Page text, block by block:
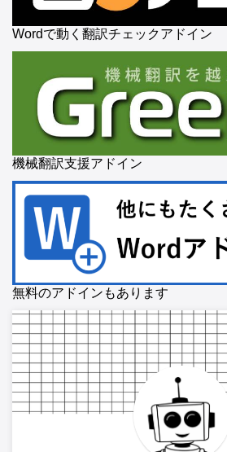
Wordで動く翻訳チェックアドイン
機械翻訳支援アドイン
無料のアドインもあります